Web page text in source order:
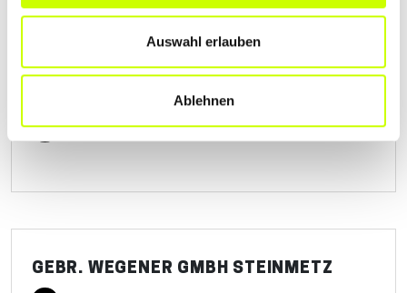
Auswahl erlauben
Ablehnen
FRIEDSTEIN AG
Hanauer Landstraße 48 | 63571 Gelnhausen DE
www.grabsteine-friedstein.de
GEBR. WEGENER GMBH STEINMETZ